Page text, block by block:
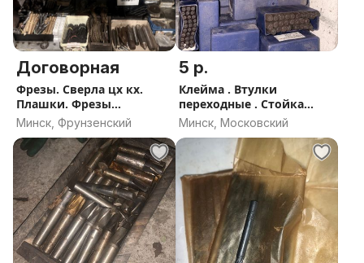
Договорная
Фрезы. Сверла цх кх.
Плашки. Фрезы
дисковые.Опт
Минск, Фрунзенский
5 р.
Клейма . Втулки
переходные . Стойка
магнитная
Минск, Московский